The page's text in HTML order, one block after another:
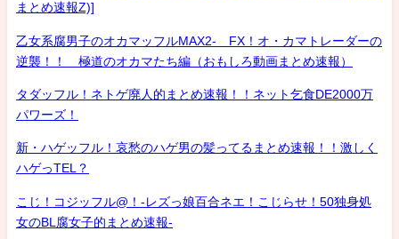
まとめ速報Z)]
乙女系腐男子のオカマッフルMAX2- FX！オ・カマトレーダーの
逆襲！！ 極道のオカマたち編（おもしろ動画まとめ速報）
タダッフル！ネトゲ廃人的まとめ速報！！ネット乞食DE2000万
パワーズ！
新・ハゲッフル！哀愁のハゲ男の髪ってるまとめ速報！！激しく
ハゲっTEL？
こじ！コジッフル@！-レズっ娘百合ネエ！こじらせ！50独身処
女のBL腐女子的まとめ速報-